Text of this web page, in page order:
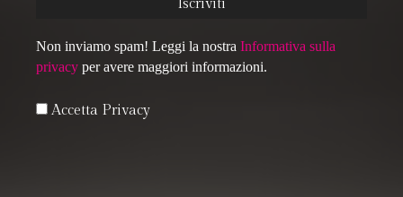
Non inviamo spam! Leggi la nostra Informativa sulla
privacy per avere maggiori informazioni.
Accetta Privacy